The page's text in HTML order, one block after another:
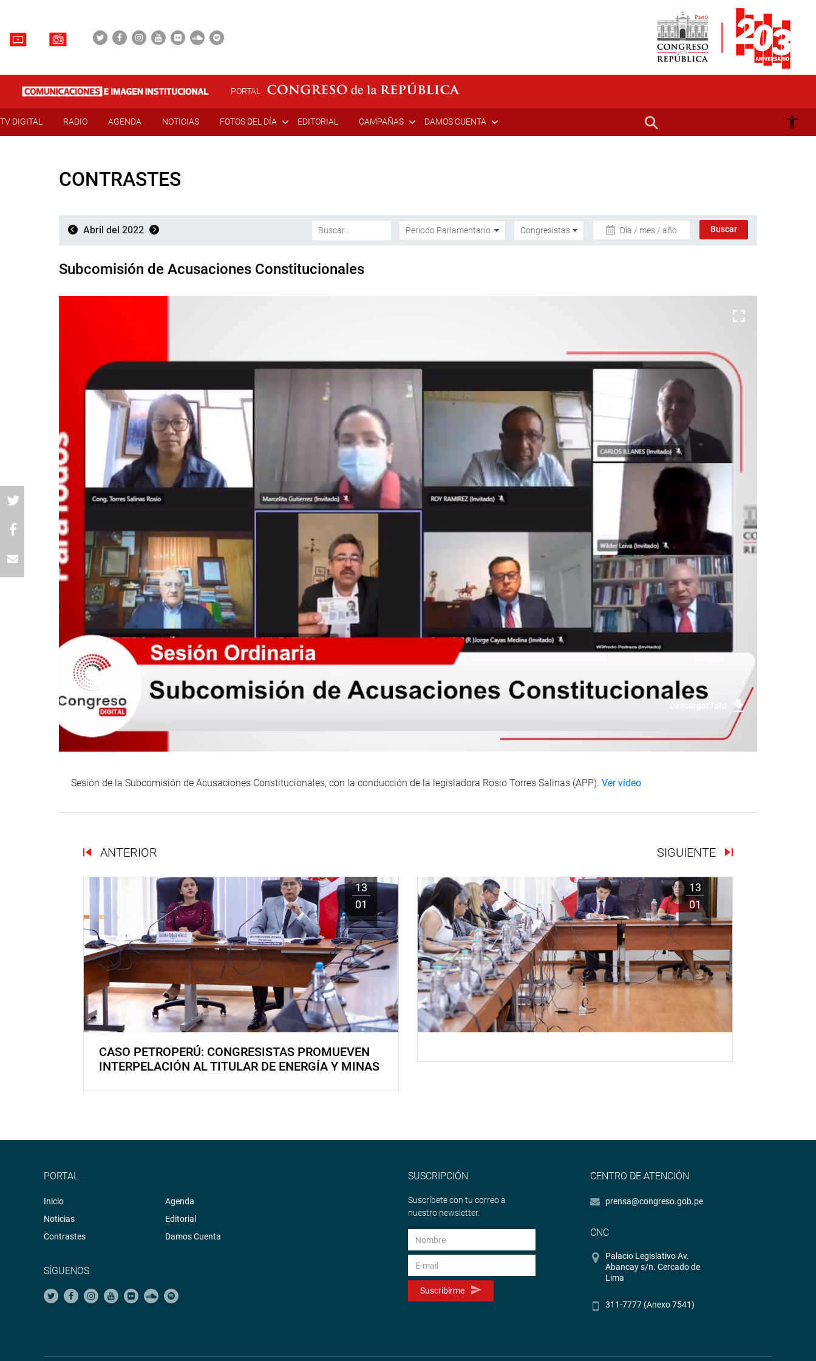
PORTAL
TV DIGITAL RADIO AGENDA NOTICIAS FOTOS DEL DÍA EDITORIAL CAMPAÑAS DAMOS CUENTA
CONTRASTES
Abril del 2022 Día / mes / año
Subcomisión de Acusaciones Constitucionales
Sesión de la Subcomisión de Acusaciones Constitucionales, con la conducción de la legisladora Rosio Torres Salinas (APP). Ver vídeo
ANTERIOR SIGUIENTE
13
01
CASO PETROPERÚ: CONGRESISTAS PROMUEVEN
INTERPELACIÓN AL TITULAR DE ENERGÍA Y MINAS
13
01
PORTAL
Inicio
Noticias
Contrastes
Agenda
Editorial
Damos Cuenta
SÍGUENOS
SUSCRIPCIÓN
Suscríbete con tu correo a
nuestro newsletter.
Suscribirme
CENTRO DE ATENCIÓN
prensa@congreso.gob.pe
CNC
Palacio Legislativo Av.
Abancay s/n. Cercado de
Lima
311-7777 (Anexo 7541)